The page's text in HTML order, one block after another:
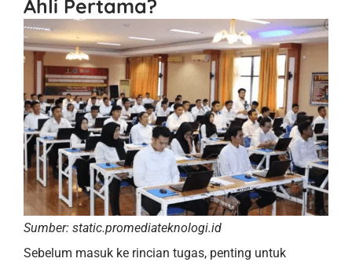
Ahli Pertama?
Sumber: static.promediateknologi.id
Sebelum masuk ke rincian tugas, penting untuk